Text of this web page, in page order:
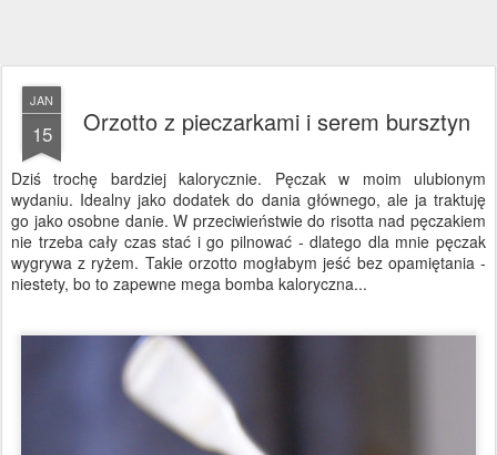
JAN
15 Orzotto z pieczarkami i serem bursztyn
Dziś trochę bardziej kalorycznie. Pęczak w moim ulubionym
wydaniu. Idealny jako dodatek do dania głównego, ale ja traktuję
go jako osobne danie. W przeciwieństwie do risotta nad pęczakiem
nie trzeba cały czas stać i go pilnować - dlatego dla mnie pęczak
wygrywa z ryżem. Takie orzotto mogłabym jeść bez opamiętania -
niestety, bo to zapewne mega bomba kaloryczna...